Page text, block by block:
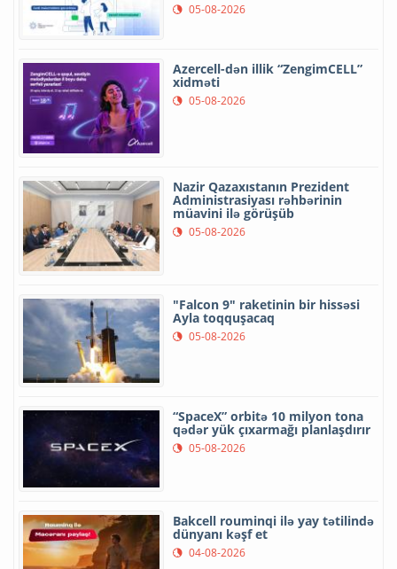
05-08-2026
Azercell-dən illik “ZengimCELL”
xidməti
05-08-2026
Nazir Qazaxıstanın Prezident
Administrasiyası rəhbərinin
müavini ilə görüşüb
05-08-2026
"Falcon 9" raketinin bir hissəsi
Ayla toqquşacaq
05-08-2026
“SpaceX” orbitə 10 milyon tona
qədər yük çıxarmağı planlaşdırır
05-08-2026
Bakcell rouminqi ilə yay tətilində
dünyanı kəşf et
04-08-2026